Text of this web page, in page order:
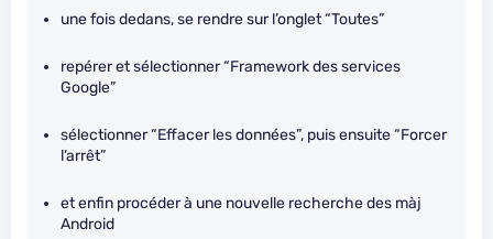
une fois dedans, se rendre sur l’onglet “Toutes”
repérer et sélectionner “Framework des services
Google”
sélectionner “Effacer les données”, puis ensuite “Forcer
l’arrêt”
et enfin procéder à une nouvelle recherche des màj
Android